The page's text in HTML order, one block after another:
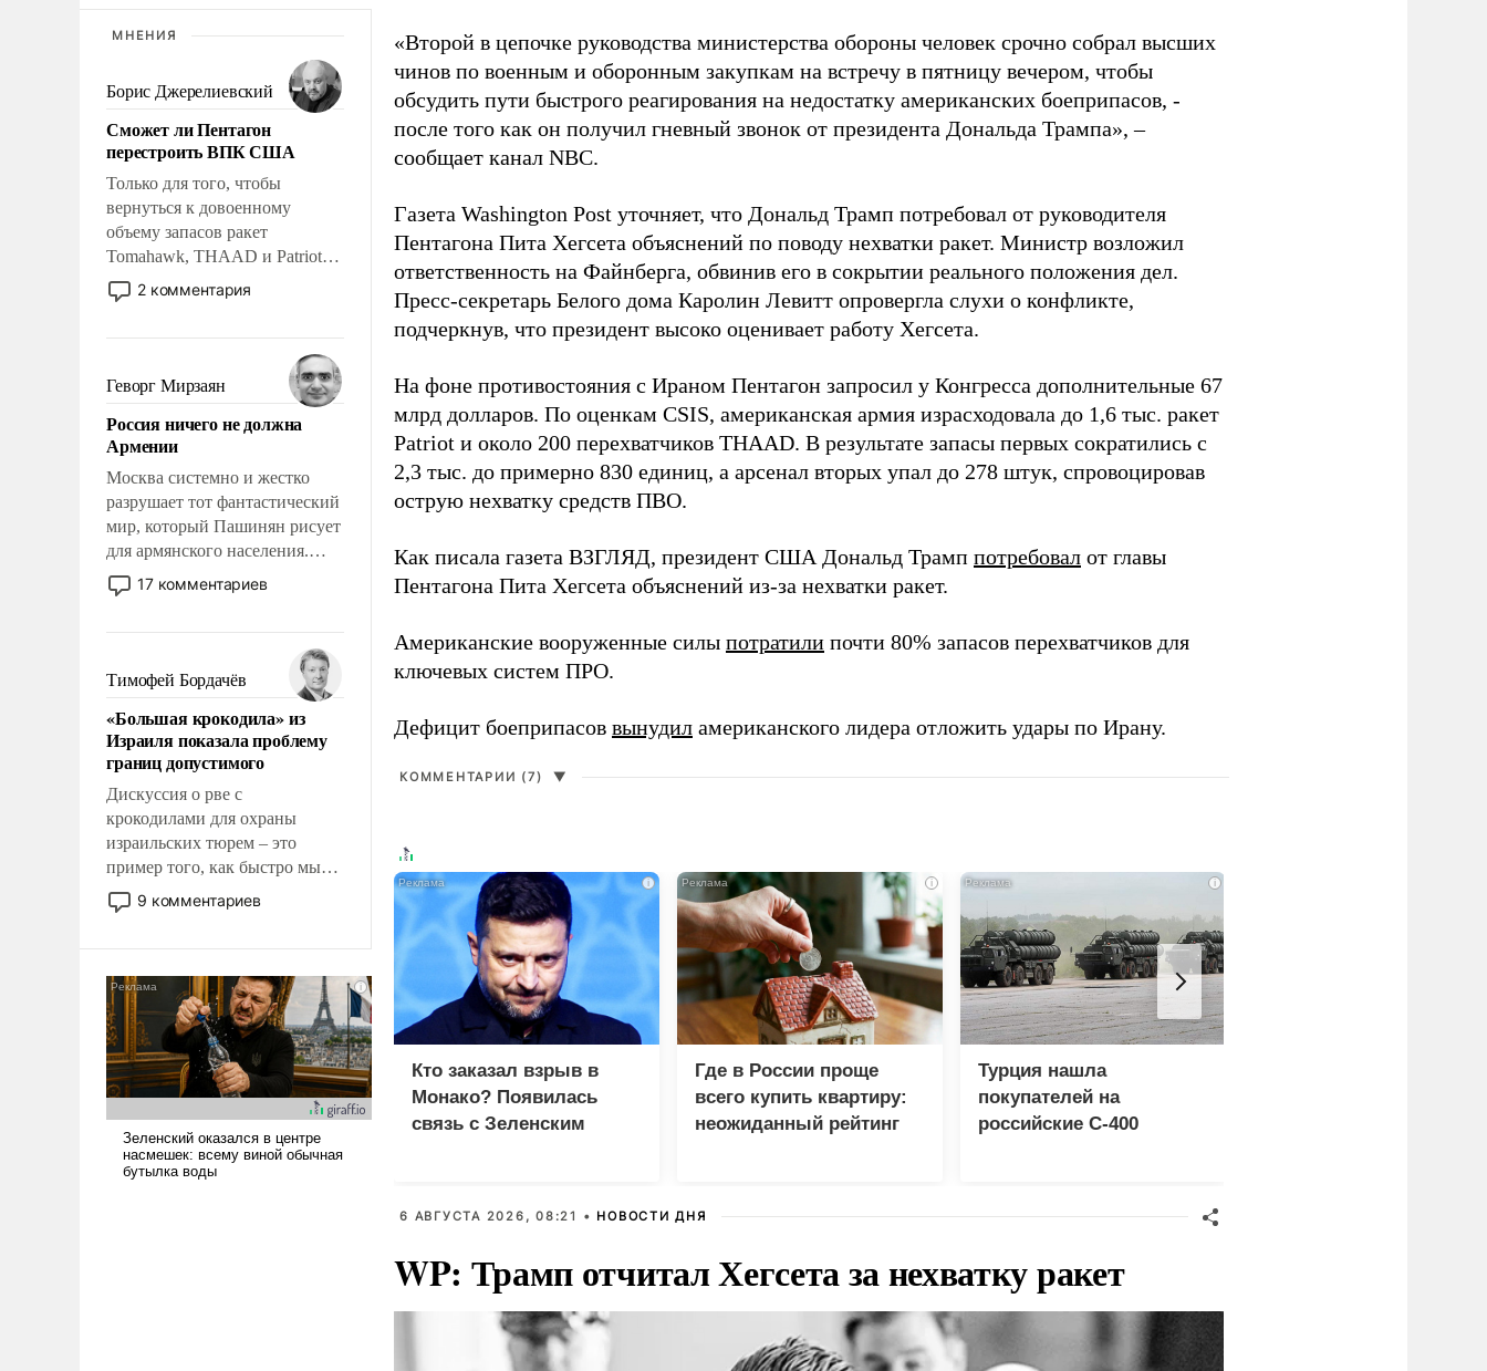
МНЕНИЯ
Борис Джерелиевский
Сможет ли Пентагон
перестроить ВПК США
Только для того, чтобы
вернуться к довоенному
объему запасов ракет
Tomahawk, THAAD и Patriot
США потребуется более трех
лет. Даже небольшая война с
Сложившаяся ситуация
означает многолетний период
уязвимости США, например,
перед Китаем.
2 комментария
Геворг Мирзаян
Россия ничего не должна
Армении
Москва системно и жестко
разрушает тот фантастический
мир, который Пашинян рисует
для армянского населения.
Мир, где политические
прожекты будут безусловно
налогоплательщиков и где
Еревану за свои поступки не
нужно отвечать.
17 комментариев
Тимофей Бордачёв
«Большая крокодила» из
Израиля показала проблему
границ допустимого
Дискуссия о рве с
крокодилами для охраны
израильских тюрем – это
пример того, как быстро мы
двигаемся по пути
революционных изменений.
псевдонаучной фантастики,
стало всерьез обсуждаемой
идеей.
9 комментариев
«Второй в цепочке руководства министерства обороны человек срочно собрал высших
чинов по военным и оборонным закупкам на встречу в пятницу вечером, чтобы
обсудить пути быстрого реагирования на недостатку американских боеприпасов, -
после того как он получил гневный звонок от президента Дональда Трампа», –
сообщает канал NBC.
Газета Washington Post уточняет, что Дональд Трамп потребовал от руководителя
Пентагона Пита Хегсета объяснений по поводу нехватки ракет. Министр возложил
ответственность на Файнберга, обвинив его в сокрытии реального положения дел.
Пресс-секретарь Белого дома Каролин Левитт опровергла слухи о конфликте,
подчеркнув, что президент высоко оценивает работу Хегсета.
На фоне противостояния с Ираном Пентагон запросил у Конгресса дополнительные 67
млрд долларов. По оценкам CSIS, американская армия израсходовала до 1,6 тыс. ракет
Patriot и около 200 перехватчиков THAAD. В результате запасы первых сократились с
2,3 тыс. до примерно 830 единиц, а арсенал вторых упал до 278 штук, спровоцировав
острую нехватку средств ПВО.
Как писала газета ВЗГЛЯД, президент США Дональд Трамп потребовал от главы
Пентагона Пита Хегсета объяснений из-за нехватки ракет.
Американские вооруженные силы потратили почти 80% запасов перехватчиков для
ключевых систем ПРО.
Дефицит боеприпасов вынудил американского лидера отложить удары по Ирану.
КОММЕНТАРИИ (7) ▼
i
Кто заказал взрыв в
Монако? Появилась
связь с Зеленским
i
Где в России проще
всего купить квартиру:
неожиданный рейтинг
i
Турция нашла
покупателей на
российские C-400
6 АВГУСТА 2026, 08:21 • НОВОСТИ ДНЯ
WP: Трамп отчитал Хегсета за нехватку ракет